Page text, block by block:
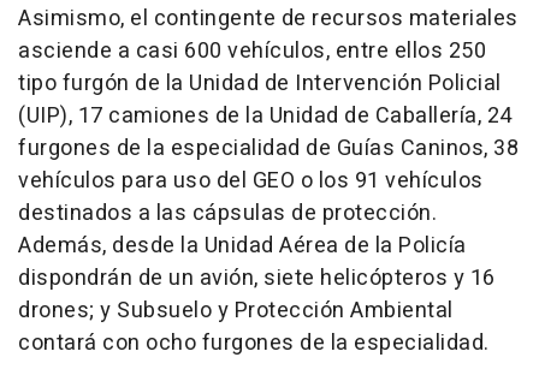
Asimismo, el contingente de recursos materiales
asciende a casi 600 vehículos, entre ellos 250
tipo furgón de la Unidad de Intervención Policial
(UIP), 17 camiones de la Unidad de Caballería, 24
furgones de la especialidad de Guías Caninos, 38
vehículos para uso del GEO o los 91 vehículos
destinados a las cápsulas de protección.
Además, desde la Unidad Aérea de la Policía
dispondrán de un avión, siete helicópteros y 16
drones; y Subsuelo y Protección Ambiental
contará con ocho furgones de la especialidad.